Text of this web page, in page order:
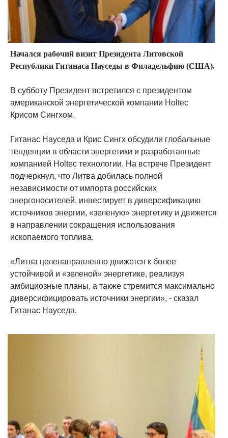
Начался рабочий визит Президента Литовской
Республики Гитанаса Науседы в Филадельфию (США).
В субботу Президент встретился с президентом
американской энергетической компании Holtec
Крисом Сингхом.
Гитанас Науседа и Крис Сингх обсудили глобальные
тенденции в области энергетики и разработанные
компанией Holtec технологии. На встрече Президент
подчеркнул, что Литва добилась полной
независимости от импорта российских
энергоносителей, инвестирует в диверсификацию
источников энергии, «зеленую» энергетику и движется
в направлении сокращения использования
ископаемого топлива.
«Литва целенаправленно движется к более
устойчивой и «зеленой» энергетике, реализуя
амбициозные планы, а также стремится максимально
диверсифицировать источники энергии», - сказал
Гитанас Науседа.